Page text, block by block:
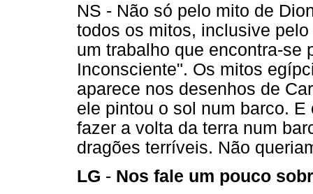
NS - Não só pelo mito de
todos os mitos, inclusive
um trabalho que encontra-se
Inconsciente". Os mitos
aparece nos desenhos de
ele pintou o sol num barco.
fazer a volta da terra num
dragões terríveis. Não
LG - Nos fale um pouco